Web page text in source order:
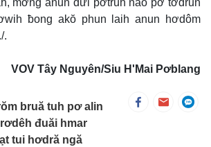
mơ̆ng anun dưi pơtruh nao pơ tơdrun
ƀong akŏ phun laih anun hơdôm
.
VOV Tây Nguyên/Siu H'Mai Pơblang
bruă tuh pơ alin
đuăi hmar
tui hơdră ngă